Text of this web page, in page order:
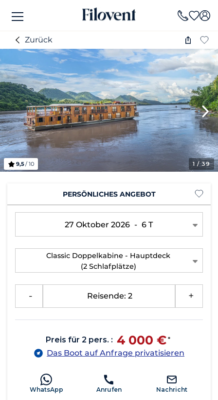
Zurück
1 / 39
9,5/ 10
PERSÖNLICHES ANGEBOT
27 Oktober 2026 - 6 T
Classic Doppelkabine - Hauptdeck
(2 Schlafplätze)
Reisende: 2
Preis für 2 pers. : 4 000 €
*
Das Boot auf Anfrage privatisieren
WhatsApp Anrufen Nachricht